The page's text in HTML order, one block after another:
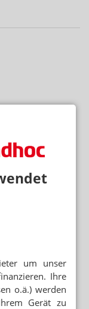
um unser
Ihre
o.ä.) werden
Gerät zu